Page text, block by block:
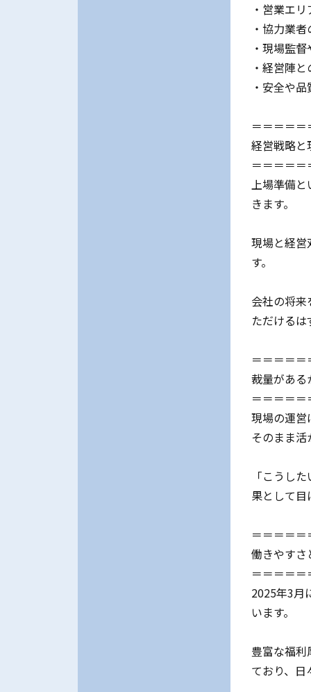
・営業エ
・協力業
・現場監
・経営陣
・安全や
＝＝＝＝
経営戦略と
＝＝＝＝
上場準備と
きます。
現場と経営
す。
会社の将
ただけるは
＝＝＝＝
裁量がある
＝＝＝＝
現場の運営
そのまま活
「こうし
果として
＝＝＝＝
働きやすさ
＝＝＝＝
2025年3月
います。
豊富な福
ており、